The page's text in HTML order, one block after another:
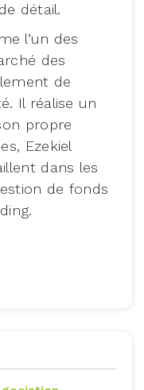
détail.
l’un des
des
de
Il réalise un
propre
Ezekiel
dans les
de fonds